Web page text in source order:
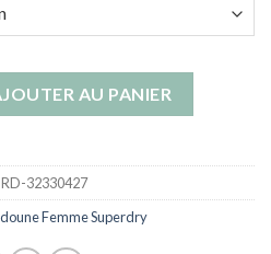
AU PANIER
RD-32330427
Femme Superdry